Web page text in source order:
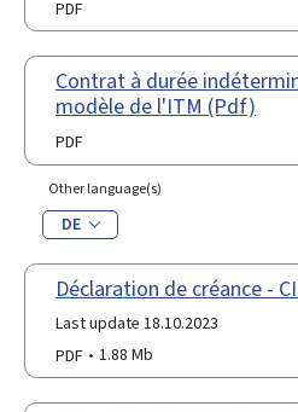
PDF
Contrat à durée
modèle de l'ITM (Pdf)
PDF
Other language(s)
DE
Déclaration de créance -
Last update 18.10.2023
PDF
1.88 Mb